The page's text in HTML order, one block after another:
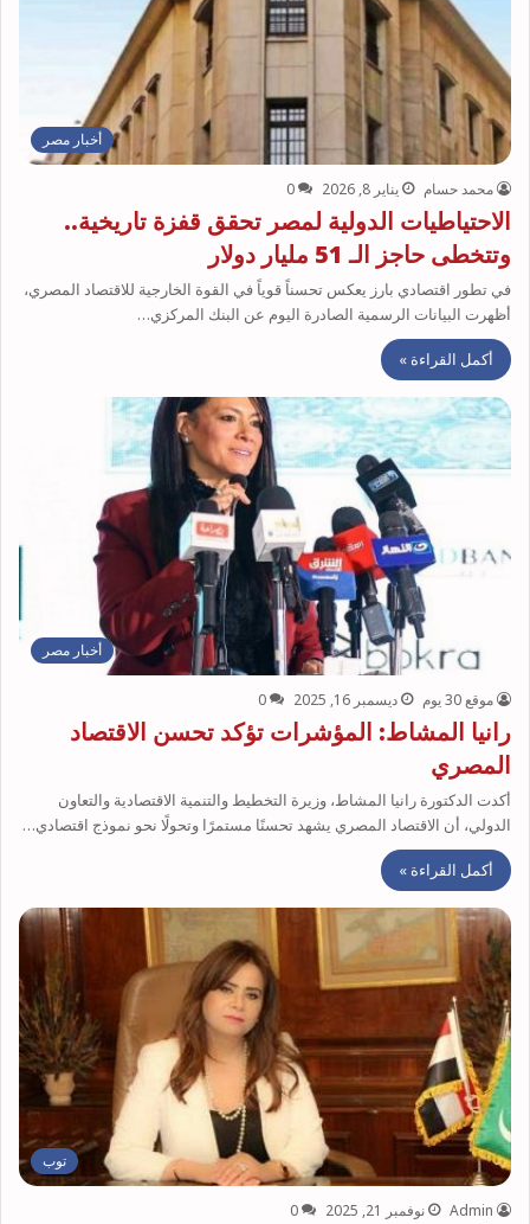
أخبار مصر
محمد حسام يناير 8, 2026 0
الاحتياطيات الدولية لمصر تحقق قفزة تاريخية..
وتتخطى حاجز الـ 51 مليار دولار
في تطور اقتصادي بارز يعكس تحسناً قوياً في القوة الخارجية للاقتصاد المصري،
أظهرت البيانات الرسمية الصادرة اليوم عن البنك المركزي…
أكمل القراءة »
أخبار مصر
موقع 30 يوم ديسمبر 16, 2025 0
رانيا المشاط: المؤشرات تؤكد تحسن الاقتصاد
المصري
أكدت الدكتورة رانيا المشاط، وزيرة التخطيط والتنمية الاقتصادية والتعاون
الدولي، أن الاقتصاد المصري يشهد تحسنًا مستمرًا وتحولًا نحو نموذج اقتصادي…
أكمل القراءة »
توب
Admin نوفمبر 21, 2025 0